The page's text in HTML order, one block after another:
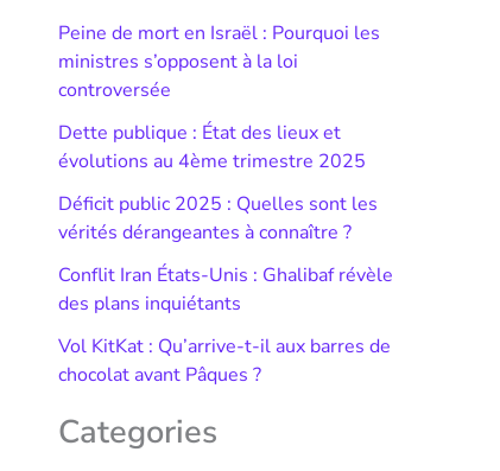
Peine de mort en Israël : Pourquoi les
ministres s’opposent à la loi
controversée
Dette publique : État des lieux et
évolutions au 4ème trimestre 2025
Déficit public 2025 : Quelles sont les
vérités dérangeantes à connaître ?
Conflit Iran États-Unis : Ghalibaf révèle
des plans inquiétants
Vol KitKat : Qu’arrive-t-il aux barres de
chocolat avant Pâques ?
Categories